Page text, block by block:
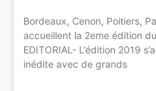
Bordeaux, Cenon, Poitiers,
accueillent la 2eme édition
EDITORIAL- L’édition 2019
inédite avec de grands